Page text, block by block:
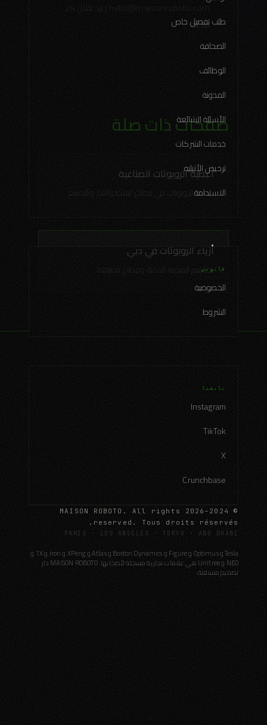
hello@maisonroboto.com
| نرد خلال 24
ساعة
صفحات ذات صلة
أغطية الروبوتات الصناعية
حماية للروبوتات في قطاع النفط والغاز والتصنيع
أزياء الروبوتات في دبي
تصاميم للمدينة الذكية وقطاع الضيافة
طلب تفصيل خاص
الصحافة
الوظائف
المدونة
الأسئلة الشائعة
خدمات الشركات
ترخيص الأتيليه
الاستدامة
قانوني
الخصوصية
الشروط
تابعنا
Instagram
TikTok
X
Crunchbase
© 2024–2026 MAISON ROBOTO. All rights
reserved. Tous droits réservés.
PARIS · LOS ANGELES · TOKYO · ABU DHABI
Tesla و Optimus و Figure و Boston Dynamics و Atlas و XPeng و Iron و 1X و
NEO و Unitree هي علامات تجارية مسجلة لأصحابها. MAISON ROBOTO دار
تصميم مستقلة.